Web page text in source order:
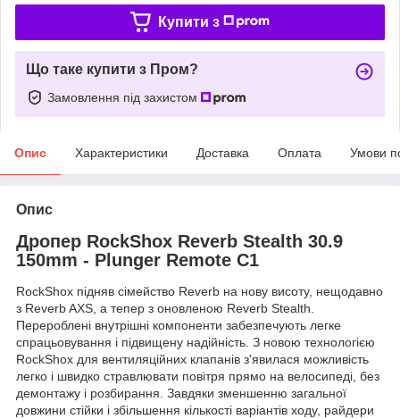
Купити з
Що таке купити з Пром?
Замовлення під захистом
Опис Характеристики Доставка Оплата Умови
Опис
Дропер RockShox Reverb Stealth 30.9
150mm - Plunger Remote C1
RockShox підняв сімейство Reverb на нову висоту, нещодавно
з Reverb AXS, а тепер з оновленою Reverb Stealth.
Перероблені внутрішні компоненти забезпечують легке
спрацьовування і підвищену надійність. З новою технологією
RockShox для вентиляційних клапанів з'явилася можливість
легко і швидко стравлювати повітря прямо на велосипеді, без
демонтажу і розбирання. Завдяки зменшенню загальної
довжини стійки і збільшення кількості варіантів ходу, райдери